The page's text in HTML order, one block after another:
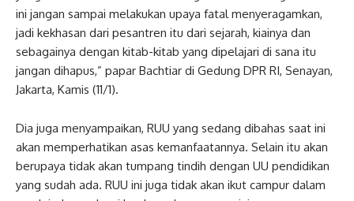
ini jangan sampai melakukan upaya fatal menyeragamkan,
jadi kekhasan dari pesantren itu dari sejarah, kiainya dan
sebagainya dengan kitab-kitab yang dipelajari di sana itu
jangan dihapus,” papar Bachtiar di Gedung DPR RI, Senayan,
Jakarta, Kamis (11/1).
Dia juga menyampaikan, RUU yang sedang dibahas saat ini
akan memperhatikan asas kemanfaatannya. Selain itu akan
berupaya tidak akan tumpang tindih dengan UU pendidikan
yang sudah ada. RUU ini juga tidak akan ikut campur dalam